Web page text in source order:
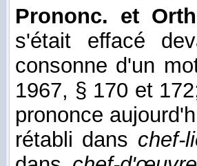
Prononc. et
s'était effacé
consonne d'un
1967, § 170 et
prononce
rétabli dans chef-